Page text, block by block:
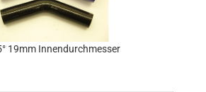
19mm Innendurchmesser